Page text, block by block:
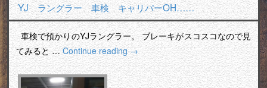
YJ ラングラー 車検 キャリパーOH……
車検で預かりのYJラングラー。 ブレーキがスコスコなので見
てみると …Continue reading→